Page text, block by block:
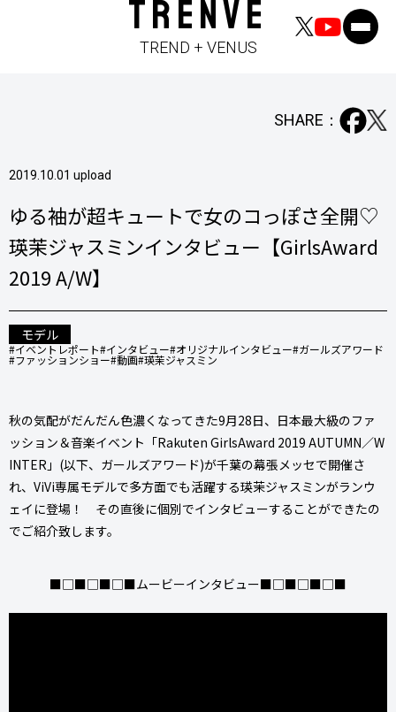
TRENVE
TREND + VENUS
2019.10.01 upload
SHARE：
ゆる袖が超キュートで女のコっぽさ全開♡
瑛茉ジャスミンインタビュー【GirlsAward
2019 A/W】
モデル
#イベントレポート#インタビュー#オリジナルインタビュー#ガールズアワード
#ファッションショー#動画#瑛茉ジャスミン
秋の気配がだんだん色濃くなってきた9月28日、日本最大級のファ
ッション＆音楽イベント「Rakuten GirlsAward 2019 AUTUMN／W
INTER」(以下、ガールズアワード)が千葉の幕張メッセで開催さ
れ、ViVi専属モデルで多方面でも活躍する瑛茉ジャスミンがランウ
ェイに登場！ その直後に個別でインタビューすることができたの
でご紹介致します。
■□■□■□■ムービーインタビュー■□■□■□■